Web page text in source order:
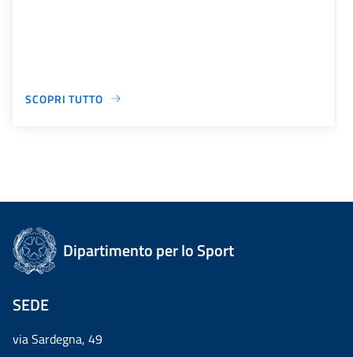
SCOPRI TUTTO
Dipartimento per lo Sport
SEDE
via Sardegna, 49